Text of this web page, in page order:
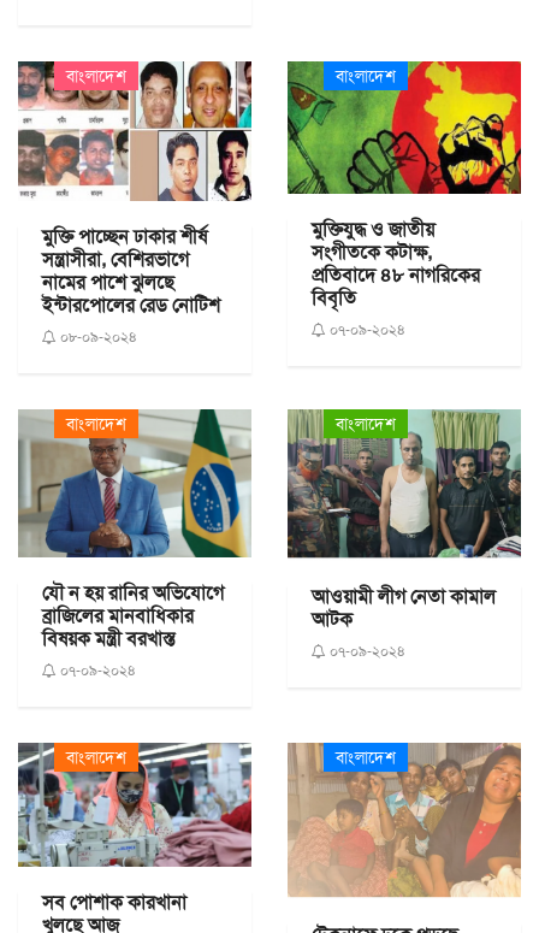
বাংলাদেশ
মুক্তি পাচ্ছেন ঢাকার শীর্ষ
সন্ত্রাসীরা, বেশিরভাগে
নামের পাশে ঝুলছে
ইন্টারপোলের রেড নোটিশ
০৮-০৯-২০২৪
বাংলাদেশ
মুক্তিযুদ্ধ ও জাতীয়
সংগীতকে কটাক্ষ,
প্রতিবাদে ৪৮ নাগরিকের
বিবৃতি
০৭-০৯-২০২৪
বাংলাদেশ
যৌ ন হয় রানির অভিযোগে
ব্রাজিলের মানবাধিকার
বিষয়ক মন্ত্রী বরখাস্ত
০৭-০৯-২০২৪
বাংলাদেশ
আওয়ামী লীগ নেতা কামাল
আটক
০৭-০৯-২০২৪
বাংলাদেশ
সব পোশাক কারখানা
খুলছে আজ
বাংলাদেশ